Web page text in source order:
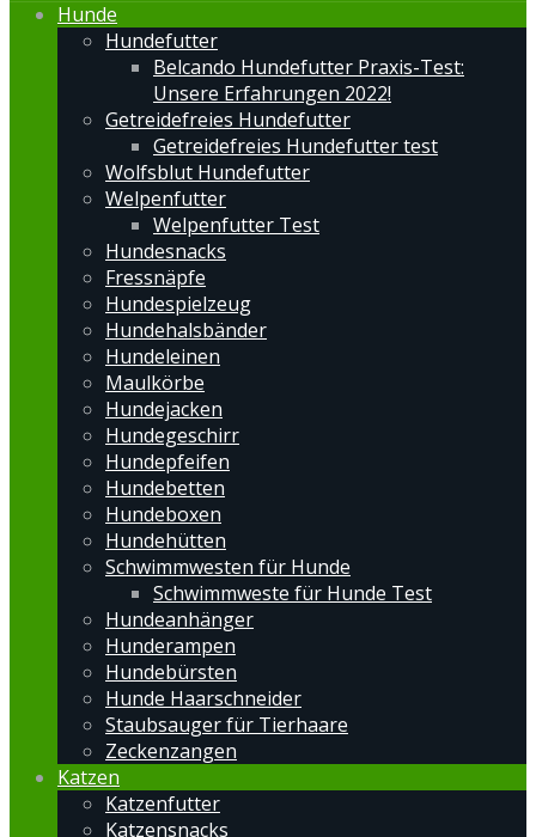
Hunde
Hundefutter
Belcando Hundefutter Praxis-Test:
Unsere Erfahrungen 2022!
Getreidefreies Hundefutter
Getreidefreies Hundefutter test
Wolfsblut Hundefutter
Welpenfutter
Welpenfutter Test
Hundesnacks
Fressnäpfe
Hundespielzeug
Hundehalsbänder
Hundeleinen
Maulkörbe
Hundejacken
Hundegeschirr
Hundepfeifen
Hundebetten
Hundeboxen
Hundehütten
Schwimmwesten für Hunde
Schwimmweste für Hunde Test
Hundeanhänger
Hunderampen
Hundebürsten
Hunde Haarschneider
Staubsauger für Tierhaare
Zeckenzangen
Katzen
Katzenfutter
Katzensnacks